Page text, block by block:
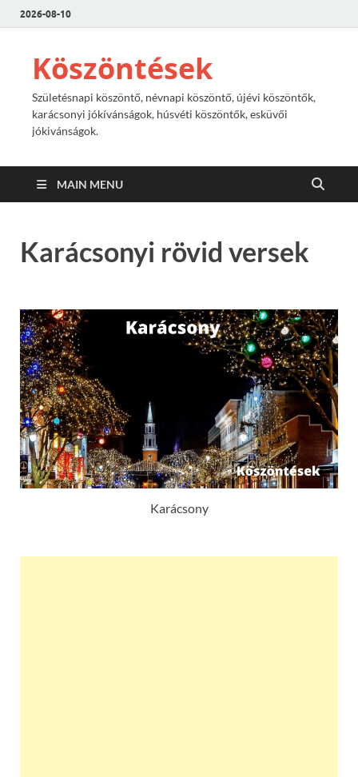
2026-08-10
Köszöntések
Születésnapi köszöntő, névnapi köszöntő, újévi köszöntők,
karácsonyi jókívánságok, húsvéti köszöntők, esküvői
jókivánságok.
MAIN MENU
Karácsonyi rövid versek
Karácsony